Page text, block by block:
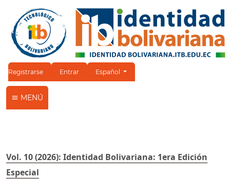
Registrarse Entrar Cambiar el idioma. El idioma actual es:
Español
MENÚ
Vol. 10 (2026): Identidad Bolivariana: 1era Edición
Especial